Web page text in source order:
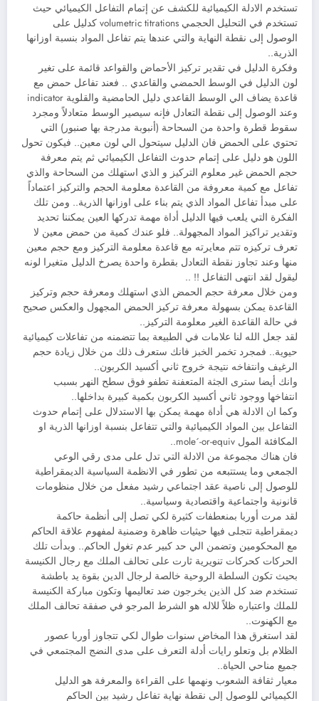
تستخدم الادلة الكيميائية للكشف عن إتمام التفاعل الكيميائي حيث
تستخدم في التحليل الحجمي volumetric titrations كدليل على
الوصول إلى نقطة النهاية والتي عندها يتم تفاعل المواد بنسبة اوزانها
الذرية..
وفكرة الدليل في تقدير تركيز الأحماض والقواعد قائمة على تغير
لون الدليل في الوسط الحمضي والقاعدي .. فعند تفاعل حمض مع
قاعدة يضاف الي الوسط القاعدي دليل الحامضية والقلوية indicator
وعند الوصول إلى نقطة التعادل فإنه سيصير الوسط متعادلاً ومجرد
سقوط قطرة واحدة من السحاحة (أنبوبة مدرجة بها صنبور) التي
تحتوي على الحمض فان الدليل سيتحول الي لون معين.. فيكون تحول
اللون هو دليل على إتمام حدوث التفاعل الكيميائي ثم يتم معرفة
حجم الحمض غير معلوم التركيز و الذي استهلك من السحاحة والذي
تفاعل مع كمية معروفة من القاعدة معلومة الحجم والتركيز اعتماداً
على مبدأ تفاعل المواد الذي يتم بناء على اوزانها الذرية.. ومن تلك
الفكرة التي يلعب فيها الدليل أداة مهمة تدركها العين يمكننا تحديد
وتقدير تراكيز المواد المجهولة.. فلو عندك كمية من حمض معين لا
تعرف تركيزه تتم معايرته مع قاعدة معلومة التركيز ومع حجم معين
منها وعند تجاوز نقطة التعادل بقطرة واحدة يصرخ الدليل متغيرا لونه
ليقول لقد انتهى التفاعل !! ..
ومن خلال معرفة حجم الحمض الذي استهلك ومعرفة حجم وتركيز
القاعدة يمكن بسهولة معرفة تركيز الحمض المجهول والعكس صحيح
في حالة القاعدة الغير معلومة التركيز..
لقد جعل الله لنا علامات في الطبيعة بما تتضمنه من تفاعلات كيميائية
حيوية.. فمجرد تخمر الخبز فانك ستعرف ذلك من خلال زيادة حجم
الرغيف وانتفاخه نتيجة خروج ثاني أكسيد الكربون..
وانك أيضا سترى الجثة المتعفنة تطفو فوق سطح النهر بسبب
انتفاخها ووجود ثاني أكسيد الكربون بكمية كبيرة بداخلها..
وكما ان الادلة هي أداة مهمة يمكن بها الاستدلال على إتمام حدوث
التفاعل بين المواد الكيميائية والتي تتفاعل بنسبة اوزانها الذرية او
المكافئة المول mole´-or-equiv..
فان هناك مجموعة من الادلة التي تدل على مدى رقي الوعي
الجمعي وما يستتبعه من تطور في الانظمة السياسية الديمقراطية
للوصول إلى ناصية عقد اجتماعي رشيد مفعل من خلال منظومات
قانونية واجتماعية واقتصادية وسياسية..
لقد مرت أوربا بمنعطفات كثيرة لكي تصل إلى أنظمة حاكمة
ديمقراطية تتجلى فيها حيثيات ظاهرة وضمنية لمفهوم علاقة الحاكم
مع المحكومين وتضمن الي حد كبير عدم تغول الحاكم.. وبدأت تلك
الحركات كحركات تنويرية ثارت على تحالف الملك مع رجال الكنيسة
بحيث تكون السلطة الروحية خالصة لرجال الدين بقوة يد باطشة
تستخدم ضد كل الذين يخرجون ضد تعاليمها وتكون مباركة الكنيسة
للملك واعتباره ظلاً للاله هو الشرط المرجو في صفقة تحالف الملك
مع الكهنوت..
لقد استغرق هذا المخاض سنوات طوال لكي تتجاوز أوربا عصور
الظلام بل وتعلو رايات أدلة التعرف على مدى النضج المجتمعي في
جميع مناحي الحياة..
معيار ثقافة الشعوب ونهمها على القراءة والمعرفة هو الدليل
الكيميائي للوصول إلى نقطة نهاية تفاعل رشيد بين الحاكم